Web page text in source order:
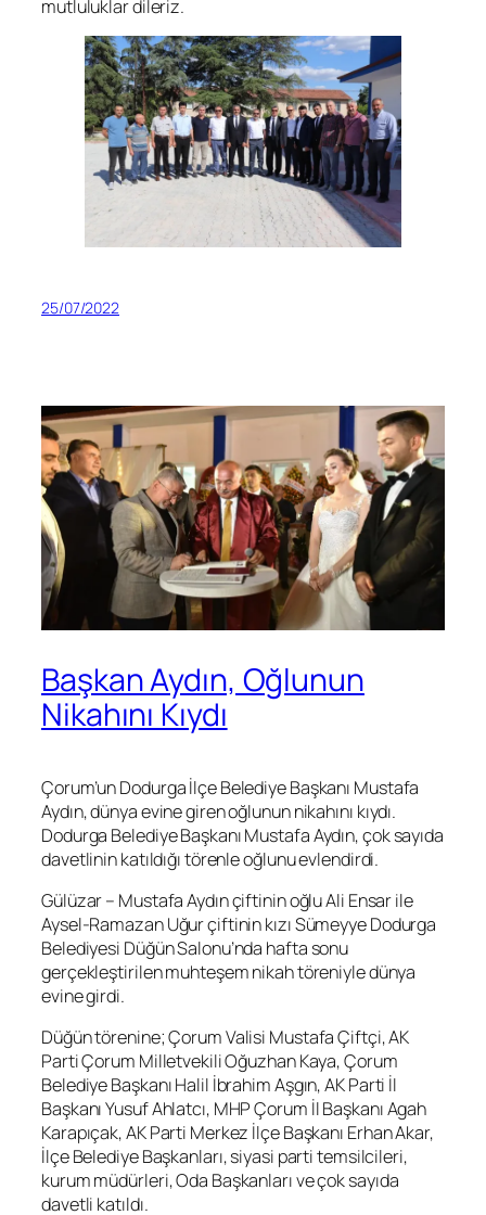
mutluluklar dileriz.
25/07/2022
Başkan Aydın, Oğlunun
Nikahını Kıydı
Çorum’un Dodurga İlçe Belediye Başkanı Mustafa
Aydın, dünya evine giren oğlunun nikahını kıydı.
Dodurga Belediye Başkanı Mustafa Aydın, çok sayıda
davetlinin katıldığı törenle oğlunu evlendirdi.
Gülüzar – Mustafa Aydın çiftinin oğlu Ali Ensar ile
Aysel-Ramazan Uğur çiftinin kızı Sümeyye Dodurga
Belediyesi Düğün Salonu’nda hafta sonu
gerçekleştirilen muhteşem nikah töreniyle dünya
evine girdi.
Düğün törenine; Çorum Valisi Mustafa Çiftçi, AK
Parti Çorum Milletvekili Oğuzhan Kaya, Çorum
Belediye Başkanı Halil İbrahim Aşgın, AK Parti İl
Başkanı Yusuf Ahlatcı, MHP Çorum İl Başkanı Agah
Karapıçak, AK Parti Merkez İlçe Başkanı Erhan Akar,
İlçe Belediye Başkanları, siyasi parti temsilcileri,
kurum müdürleri, Oda Başkanları ve çok sayıda
davetli katıldı.